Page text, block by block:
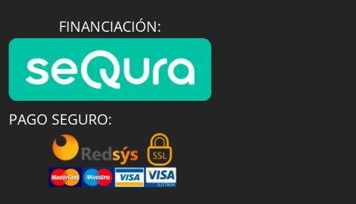
FINANCIACIÓN:
PAGO SEGURO: